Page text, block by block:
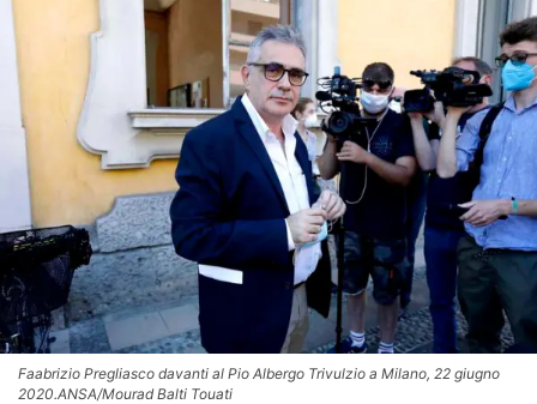
Faabrizio Pregliasco davanti al Pio Albergo Trivulzio a Milano, 22 giugno
2020.ANSA/Mourad Balti Touati